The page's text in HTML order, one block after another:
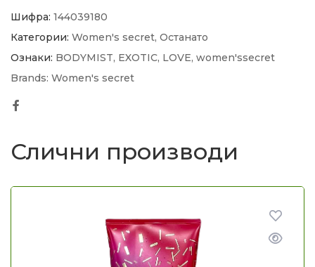
Шифра: 144039180
Категории: Women's secret, Останато
Ознаки: BODYMIST, EXOTIC, LOVE, women'ssecret
Brands: Women's secret
Слични производи